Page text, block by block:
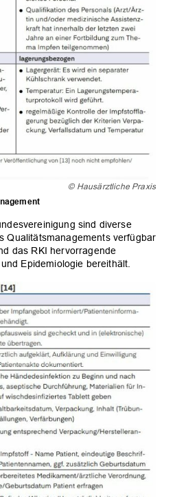
© Hausärztliche Praxis
sind diverse
Qualitätsmanagements verfügbar
das RKI hervorragende
Epidemiologie bereithält.